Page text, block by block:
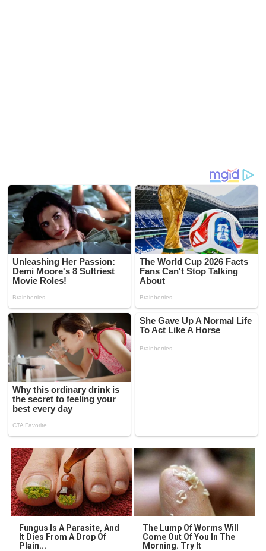
Fungus Is A Parasite, And
It Dies From A Drop Of
Plain...
The Lump Of Worms Will
Come Out Of You In The
Morning. Try It